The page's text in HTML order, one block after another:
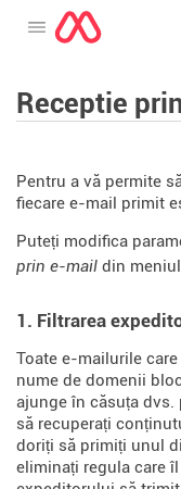
Deschide meniul
Receptie
Pentru a vă permite
fiecare e-mail primit
Puteți modifica
prin e-mail din meniul
1. Filtrarea
Toate e-mailurile
nume de domenii
ajunge în căsuța
să recuperați
doriți să primiți unul
eliminați regula care